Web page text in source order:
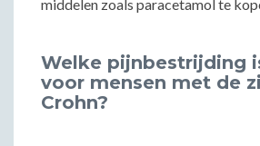
middelen zoals paracetamol te
Welke pijnbestrijding
voor mensen met de
Crohn?